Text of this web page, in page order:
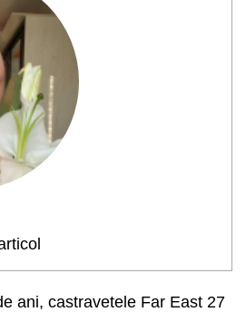
ani, castravetele Far East 27